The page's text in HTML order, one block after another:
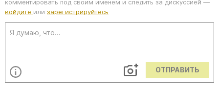
комментировать под своим именем и следить за дискуссией —
войдите или зарегистрируйтесь
ОТПРАВИТЬ